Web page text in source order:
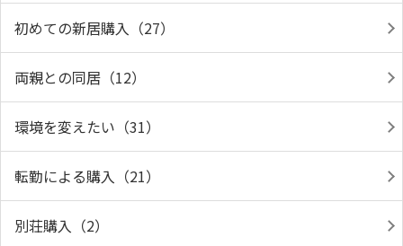
初めての新居購入（27）
両親との同居（12）
環境を変えたい（31）
転勤による購入（21）
別荘購入（2）